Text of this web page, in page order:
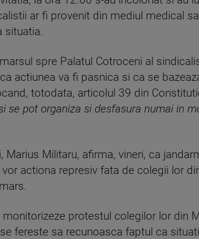
ar fi provenit din mediul medical
situatia.
spre Palatul Cotroceni al
actiunea va fi pasnica si ca se
totodata, articolul 39 din
se pot organiza si desfasura numai in
Militaru, afirma, vineri, ca
actiona represiv fata de colegii lor
protestul colegilor lor din
fereste sa recunoasca faptul ca